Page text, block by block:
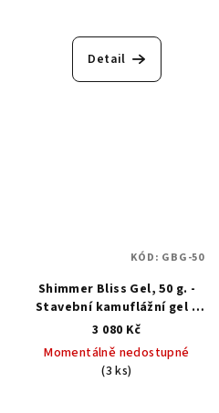
Detail
Shimmer Bliss Gel, 50 g. -
Stavební kamuflážní gel s
třpytkami
3 080 Kč
Momentálně nedostupné
(3 ks)
KÓD: GBG-50